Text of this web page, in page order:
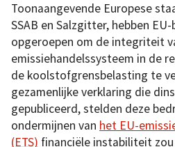
Toonaangevende Europese
SSAB en Salzgitter, hebben
opgeroepen om de integriteit
emissiehandelssysteem in de
de koolstofgrensbelasting te
gezamenlijke verklaring die
gepubliceerd, stelden deze
ondermijnen van het EU-
(ETS) financiële instabiliteit